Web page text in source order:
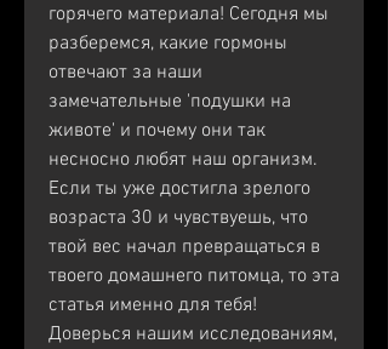
горячего материала! Сегодня мы
разберемся, какие гормоны
отвечают за наши
замечательные 'подушки на
животе' и почему они так
несносно любят наш организм.
Если ты уже достигла зрелого
возраста 30 и чувствуешь, что
твой вес начал превращаться в
твоего домашнего питомца, то эта
статья именно для тебя!
Доверься нашим исследованиям,